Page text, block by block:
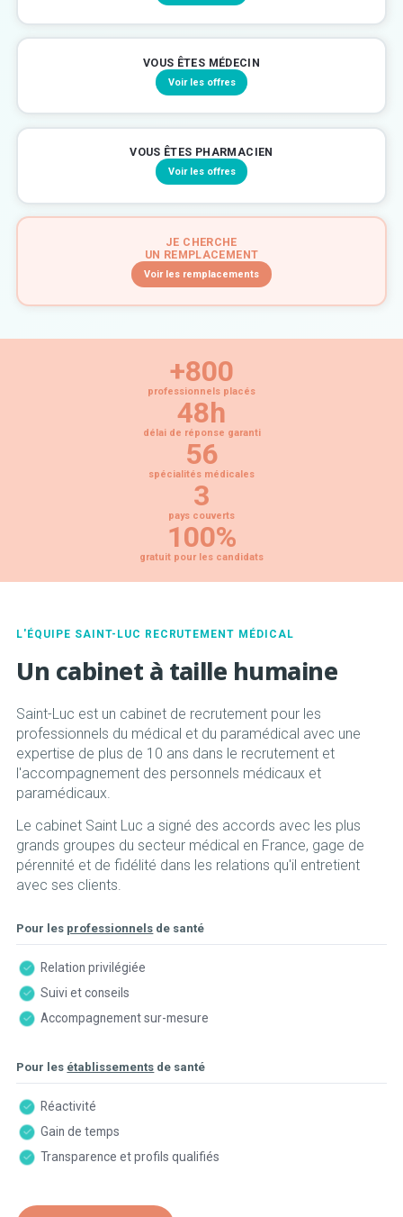
VOUS ÊTES MÉDECIN
Voir les offres
VOUS ÊTES PHARMACIEN
Voir les offres
JE CHERCHE
UN REMPLACEMENT
Voir les remplacements
+800
professionnels placés
48h
délai de réponse garanti
56
spécialités médicales
3
pays couverts
100%
gratuit pour les candidats
L'ÉQUIPE SAINT-LUC RECRUTEMENT MÉDICAL
Un cabinet à taille humaine
Saint-Luc est un cabinet de recrutement pour les
professionnels du médical et du paramédical avec une
expertise de plus de 10 ans dans le recrutement et
l'accompagnement des personnels médicaux et
paramédicaux.
Le cabinet Saint Luc a signé des accords avec les plus
grands groupes du secteur médical en France, gage de
pérennité et de fidélité dans les relations qu'il entretient
avec ses clients.
Pour les professionnels de santé
Relation privilégiée
Suivi et conseils
Accompagnement sur-mesure
Pour les établissements de santé
Réactivité
Gain de temps
Transparence et profils qualifiés